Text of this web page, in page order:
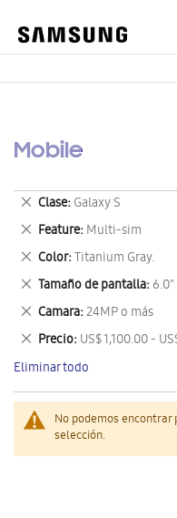
Mobile
No podemos encontrar
selección.
Clase Galaxy S
Eliminar
este
artículo
Feature Multi-sim
Eliminar
este
artículo
Color Titanium Gray.
Eliminar
este
artículo
Tamaño de pantalla
Eliminar
este
artículo
Camara 24MP o más
Eliminar
este
artículo
Precio US$ 1,100.00 -
Eliminar
este
artículo
Eliminar todo